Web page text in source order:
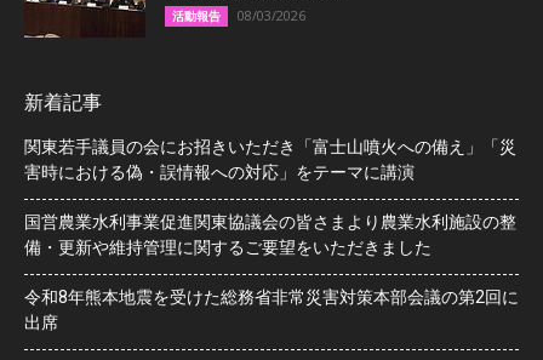
活動報告 08/03/2026
新着記事
関東若手議員の会にお招きいただき「富士山噴火への備え」「災
害時における偽・誤情報への対応」をテーマに講演
国営農業水利事業促進関東協議会の皆さまより農業水利施設の整
備・更新や維持管理に関するご要望をいただきました
令和8年熊本地震を受けた総務省非常災害対策本部会議の第2回に
出席